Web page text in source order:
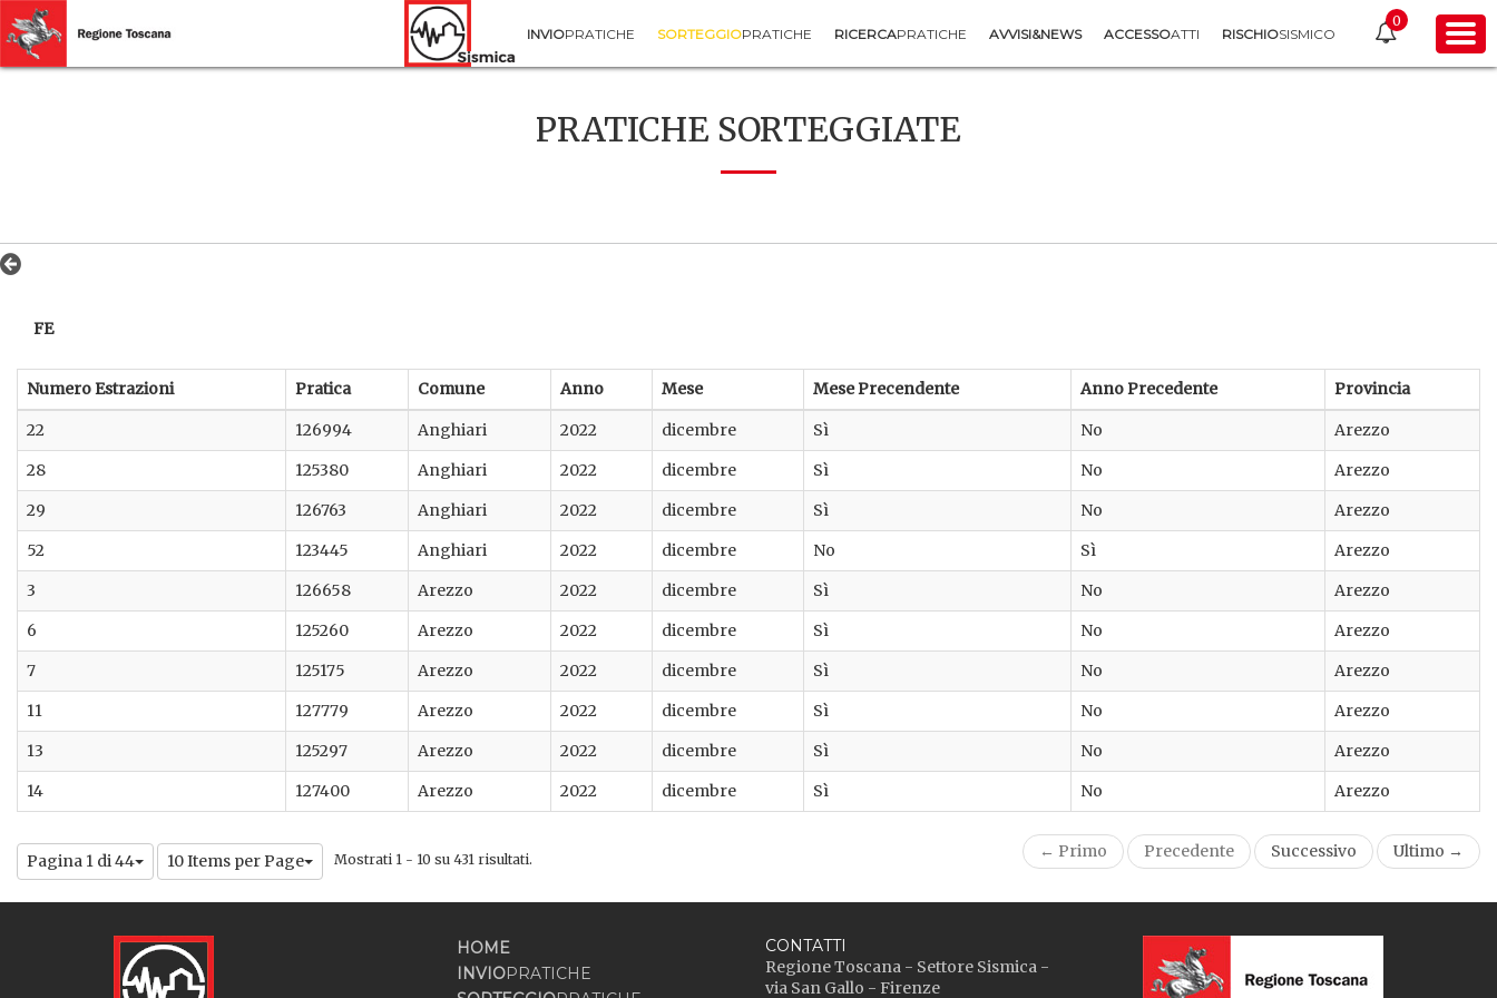
INVIOPRATICHE SORTEGGIOPRATICHE RICERCAPRATICHE AVVISI&NEWS ACCESSOATTI RISCHIOSISMICO
0
PRATICHE SORTEGGIATE
FE
Numero Estrazioni Pratica Comune Anno Mese Mese Precendente Anno Precedente Provincia
22 126994 Anghiari 2022 dicembre Sì No
Arezzo
28
125380 Anghiari 2022 dicembre Sì No
Arezzo
29
126763 Anghiari 2022 dicembre Sì No
Arezzo
52
123445 Anghiari 2022 dicembre No Sì
Arezzo
3
126658 Arezzo 2022 dicembre Sì No
Arezzo
6
125260 Arezzo 2022 dicembre Sì No
Arezzo
7
125175 Arezzo 2022 dicembre Sì No
Arezzo
11
127779 Arezzo 2022 dicembre Sì No
Arezzo
13
125297 Arezzo 2022 dicembre Sì No
Arezzo
14
127400 Arezzo 2022 dicembre Sì No Arezzo
Pagina 1 di 44 10 Items per Page Mostrati 1 - 10 su 431 risultati. ← Primo Precedente Successivo Ultimo →
HOME
INVIOPRATICHE
CONTATTI
Regione Toscana - Settore Sismica -
via San Gallo - Firenze